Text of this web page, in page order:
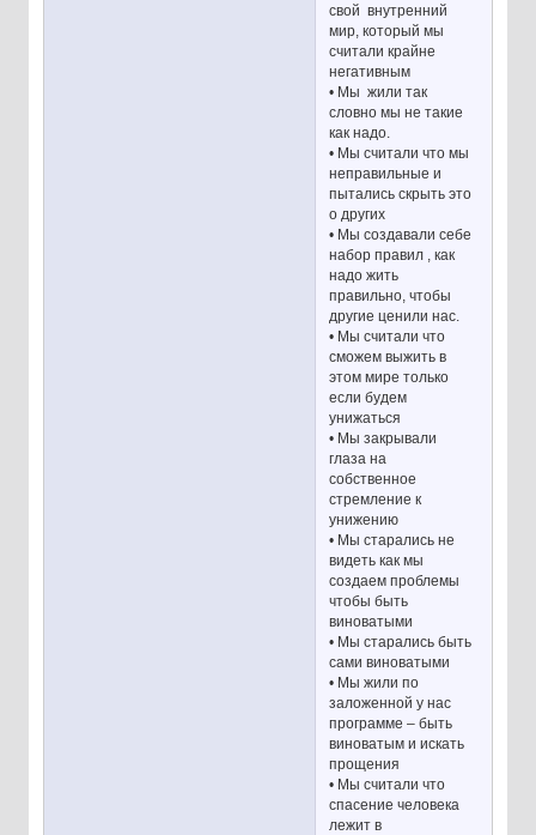
свой внутренний
мир, который мы
считали крайне
негативным
• Мы жили так
словно мы не такие
как надо.
• Мы считали что мы
неправильные и
пытались скрыть это
о других
• Мы создавали себе
набор правил , как
надо жить
правильно, чтобы
другие ценили нас.
• Мы считали что
сможем выжить в
этом мире только
если будем
унижаться
• Мы закрывали
глаза на
собственное
стремление к
унижению
• Мы старались не
видеть как мы
создаем проблемы
чтобы быть
виноватыми
• Мы старались быть
сами виноватыми
• Мы жили по
заложенной у нас
программе – быть
виноватым и искать
прощения
• Мы считали что
спасение человека
лежит в